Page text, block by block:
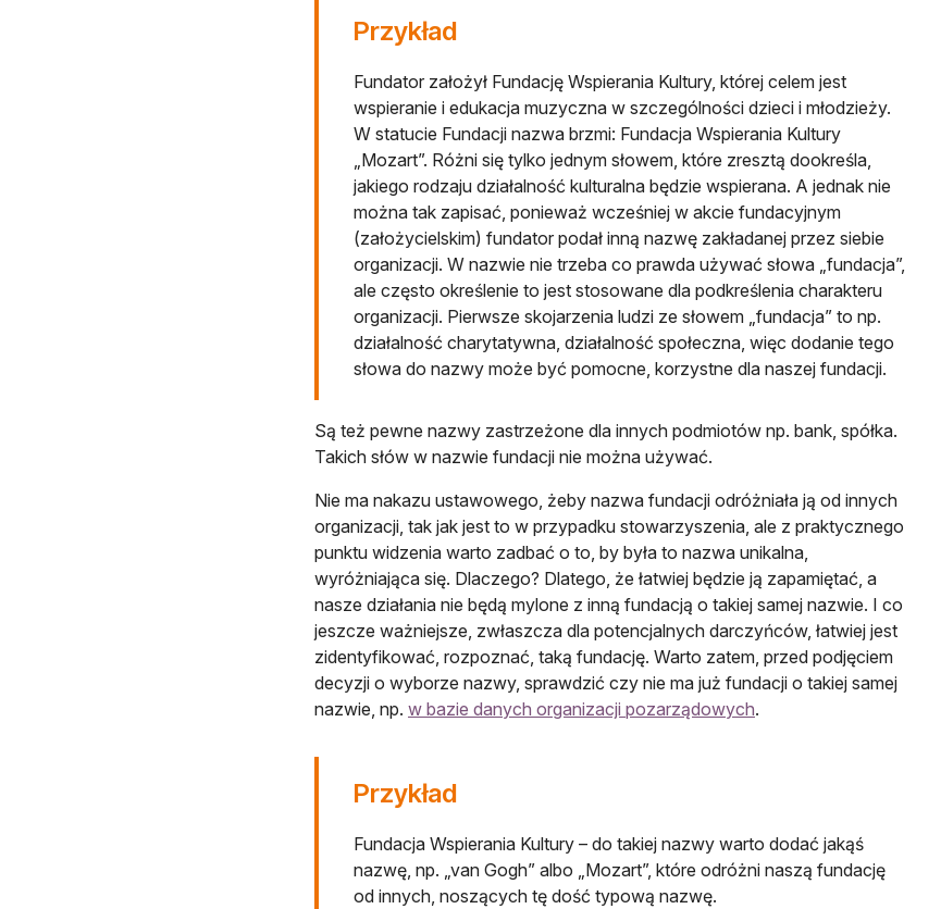
Przykład
Fundator założył Fundację Wspierania Kultury, której celem jest
wspieranie i edukacja muzyczna w szczególności dzieci i młodzieży.
W statucie Fundacji nazwa brzmi: Fundacja Wspierania Kultury
„Mozart”. Różni się tylko jednym słowem, które zresztą dookreśla,
jakiego rodzaju działalność kulturalna będzie wspierana. A jednak nie
można tak zapisać, ponieważ wcześniej w akcie fundacyjnym
(założycielskim) fundator podał inną nazwę zakładanej przez siebie
organizacji. W nazwie nie trzeba co prawda używać słowa „fundacja”,
ale często określenie to jest stosowane dla podkreślenia charakteru
organizacji. Pierwsze skojarzenia ludzi ze słowem „fundacja” to np.
działalność charytatywna, działalność społeczna, więc dodanie tego
słowa do nazwy może być pomocne, korzystne dla naszej fundacji.
Są też pewne nazwy zastrzeżone dla innych podmiotów np. bank, spółka.
Takich słów w nazwie fundacji nie można używać.
Nie ma nakazu ustawowego, żeby nazwa fundacji odróżniała ją od innych
organizacji, tak jak jest to w przypadku stowarzyszenia, ale z praktycznego
punktu widzenia warto zadbać o to, by była to nazwa unikalna,
wyróżniająca się. Dlaczego? Dlatego, że łatwiej będzie ją zapamiętać, a
nasze działania nie będą mylone z inną fundacją o takiej samej nazwie. I co
jeszcze ważniejsze, zwłaszcza dla potencjalnych darczyńców, łatwiej jest
zidentyfikować, rozpoznać, taką fundację. Warto zatem, przed podjęciem
decyzji o wyborze nazwy, sprawdzić czy nie ma już fundacji o takiej samej
nazwie, np. w bazie danych organizacji pozarządowych.
Przykład
Fundacja Wspierania Kultury – do takiej nazwy warto dodać jakąś
nazwę, np. „van Gogh” albo „Mozart”, które odróżni naszą fundację
od innych, noszących tę dość typową nazwę.